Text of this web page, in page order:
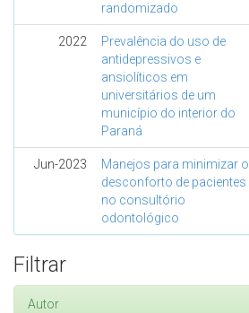
randomizado
2022
Prevalência do uso de
antidepressivos e
ansiolíticos em
universitários de um
município do interior do
Paraná
Jun-2023
Manejos para minimizar o
desconforto de pacientes
no consultório
odontológico
Filtrar
Autor